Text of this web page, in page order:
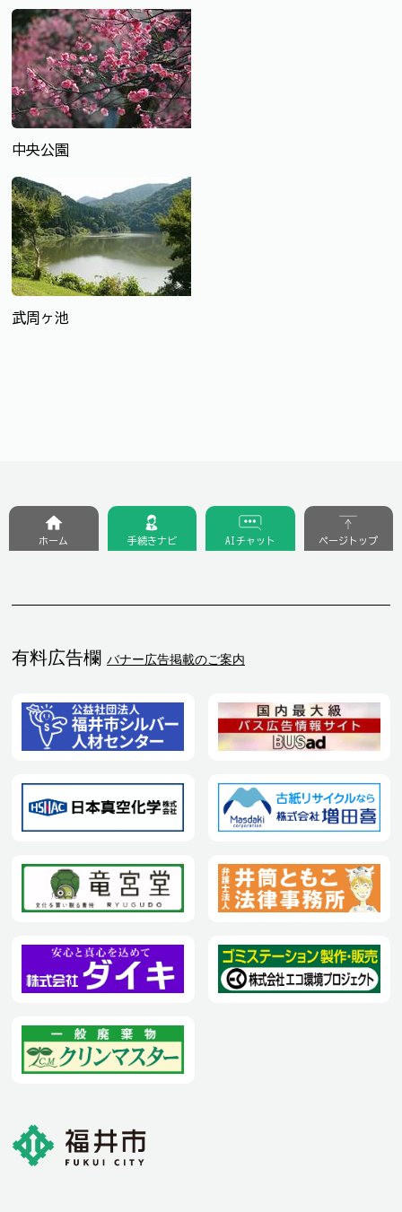
中央公園
武周ヶ池
有料広告欄 バナー広告掲載のご案内
ホーム 手続きナビ AIチャット ページトップ